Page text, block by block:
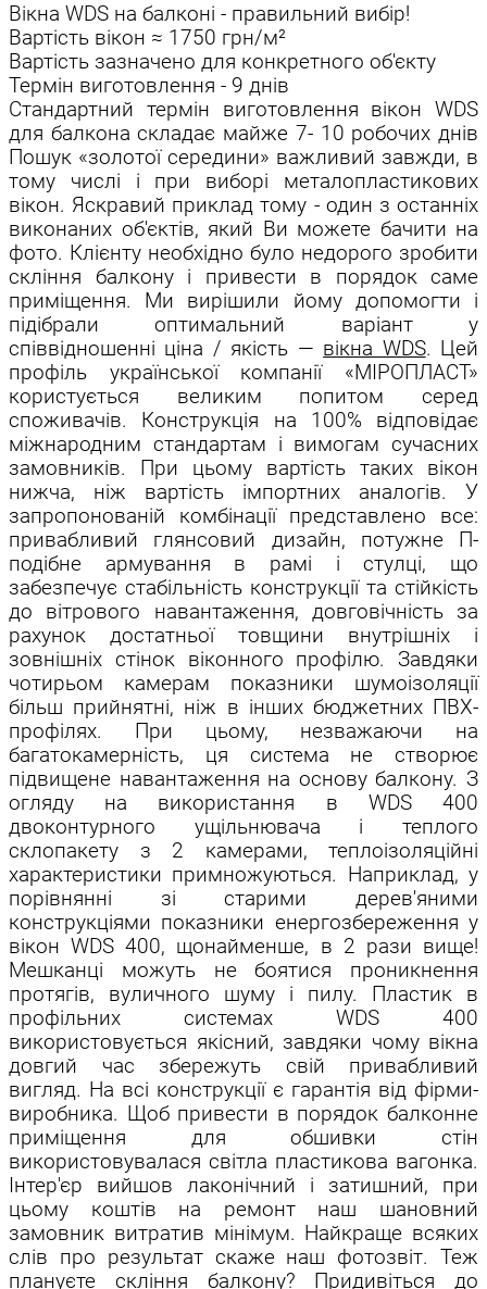
Вікна WDS на балконі - правильний вибір!
Вартість вікон ≈ 1750 грн/м²
Вартість зазначено для конкретного об'єкту
Термін виготовлення - 9 днів
Стандартний термін виготовлення вікон WDS
для балкона складає майже 7- 10 робочих днів
Пошук «золотої середини» важливий завжди, в
тому числі і при виборі металопластикових
вікон. Яскравий приклад тому - один з останніх
виконаних об'єктів, який Ви можете бачити на
фото. Клієнту необхідно було недорого зробити
скління балкону і привести в порядок саме
приміщення. Ми вирішили йому допомогти і
підібрали оптимальний варіант у
співвідношенні ціна / якість — вікна WDS. Цей
профіль української компанії «МІРОПЛАСТ»
користується великим попитом серед
споживачів. Конструкція на 100% відповідає
міжнародним стандартам і вимогам сучасних
замовників. При цьому вартість таких вікон
нижча, ніж вартість імпортних аналогів. У
запропонованій комбінації представлено все:
привабливий глянсовий дизайн, потужне П-
подібне армування в рамі і стулці, що
забезпечує стабільність конструкції та стійкість
до вітрового навантаження, довговічність за
рахунок достатньої товщини внутрішніх і
зовнішніх стінок віконного профілю. Завдяки
чотирьом камерам показники шумоізоляції
більш прийнятні, ніж в інших бюджетних ПВХ-
профілях. При цьому, незважаючи на
багатокамерність, ця система не створює
підвищене навантаження на основу балкону. З
огляду на використання в WDS 400
двоконтурного ущільнювача і теплого
склопакету з 2 камерами, теплоізоляційні
характеристики примножуються. Наприклад, у
порівнянні зі старими дерев'яними
конструкціями показники енергозбереження у
вікон WDS 400, щонайменше, в 2 рази вище!
Мешканці можуть не боятися проникнення
протягів, вуличного шуму і пилу. Пластик в
профільних системах WDS 400
використовується якісний, завдяки чому вікна
довгий час збережуть свій привабливий
вигляд. На всі конструкції є гарантія від фірми-
виробника. Щоб привести в порядок балконне
приміщення для обшивки стін
використовувалася світла пластикова вагонка.
Інтер'єр вийшов лаконічний і затишний, при
цьому коштів на ремонт наш шановний
замовник витратив мінімум. Найкраще всяких
слів про результат скаже наш фотозвіт. Теж
плануєте скління балкону? Придивіться до